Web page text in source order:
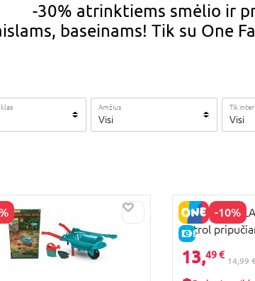
-30% atrinktiems smėlio ir
baseinams! Tik su One
Amžius
Visi
Tik
Visi
-10%
E-KAINA
MONDO
Patrol
m., 16911
13,49 €
14,99